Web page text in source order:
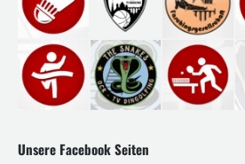
Unsere Facebook Seiten